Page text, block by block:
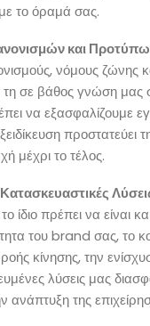
το όραμά σας.
και
νόμους ζώνης
σε βάθος γνώση μας
να εξασφαλίζουμε
προστατεύει
μέχρι το τέλος.
ίδιο πρέπει να είναι
του brand σας, το
ροής κίνησης, την
λύσεις μας
ανάπτυξη της